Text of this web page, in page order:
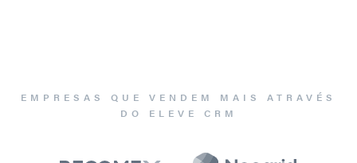
EMPRESAS QUE VENDEM MAIS ATRAVÉS
DO ELEVE CRM